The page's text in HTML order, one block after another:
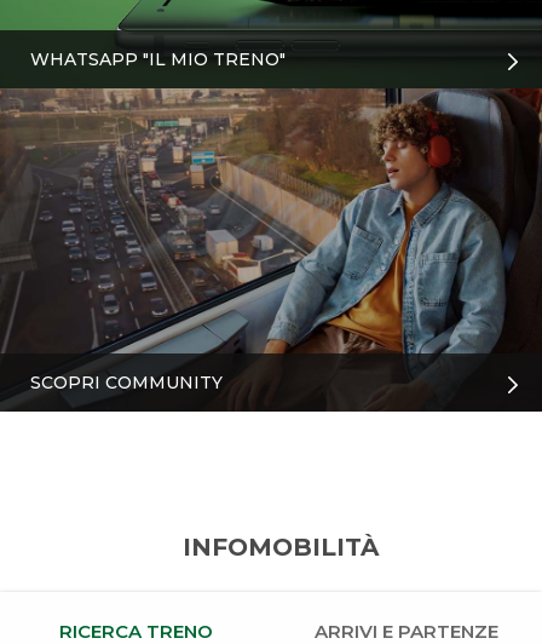
WHATSAPP "IL MIO TRENO"
SCOPRI COMMUNITY
INFOMOBILITÀ
RICERCA TRENO ARRIVI E PARTENZE